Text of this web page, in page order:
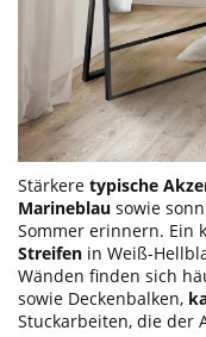
Stärkere typische
Marineblau sowie
Sommer erinnern. Ein
Streifen in Weiß-
Wänden finden sich
sowie Deckenbalken,
Stuckarbeiten, die der